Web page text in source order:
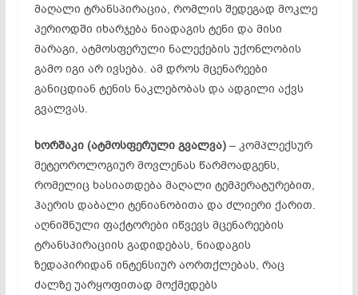
მაღალი ტრანსპირაცია, რომლის შედეგად მოკლე
პერიოდში იხარჯება ნიადაგის ტენი და მისი
მარაგი, ატმოსფერული ნალექების უქონლობის
გამო იგი არ ივსება. ამ დროს მცენარეები
განიცდიან ტენის ნაკლებობას და ადგილი აქვს
გვალვას.
ხორშაკი (ატმოსფერული გვალვა)– კომპლექსურ
მეტეოროლოგიურ მოვლენას წარმოადგენს,
რომელიც ხასიათდება მაღალი ტემპერატურებით,
ჰაერის დაბალი ტენიანობითა და ძლიერი ქარით.
აღნიშნული ფაქტორები იწვევს მცენარეების
ტრანსპირაციის გადიდებას, ნიადაგის
ზედაპირიდან ინტენსიურ აორთქლებას, რაც
ძალზე უარყოფითად მოქმედებს